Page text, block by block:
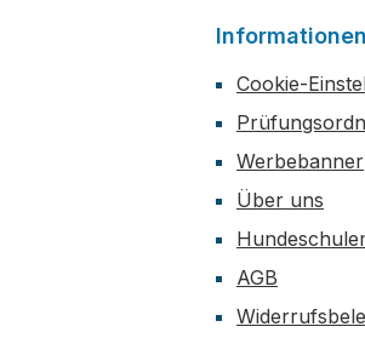
Informationen
Cookie-
Werbebanner
Über uns
AGB